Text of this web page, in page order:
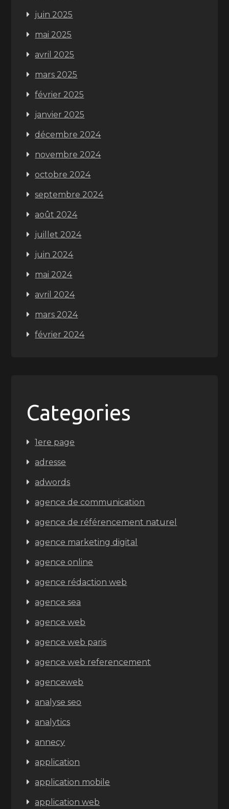
juin 2025
mai 2025
avril 2025
mars 2025
février 2025
janvier 2025
décembre 2024
novembre 2024
octobre 2024
septembre 2024
août 2024
juillet 2024
juin 2024
mai 2024
avril 2024
mars 2024
février 2024
Categories
1ere page
adresse
adwords
agence de communication
agence de référencement naturel
agence marketing digital
agence online
agence rédaction web
agence sea
agence web
agence web paris
agence web referencement
agenceweb
analyse seo
analytics
annecy
application
application mobile
application web